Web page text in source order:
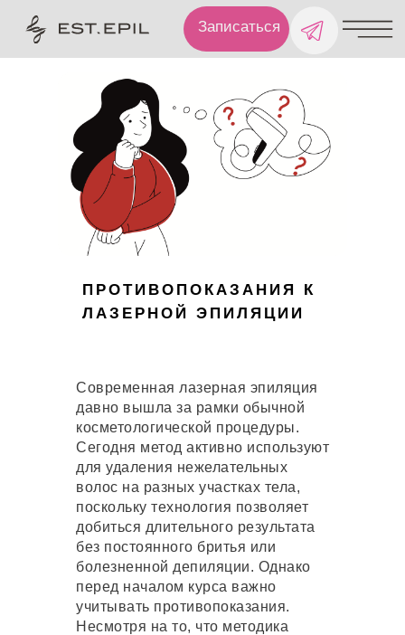
Записаться
ПРОТИВОПОКАЗАНИЯ К
ЛАЗЕРНОЙ ЭПИЛЯЦИИ
Современная лазерная эпиляция
давно вышла за рамки обычной
косметологической процедуры.
Сегодня метод активно используют
для удаления нежелательных
волос на разных участках тела,
поскольку технология позволяет
добиться длительного результата
без постоянного бритья или
болезненной депиляции. Однако
перед началом курса важно
учитывать противопоказания.
Несмотря на то, что методика